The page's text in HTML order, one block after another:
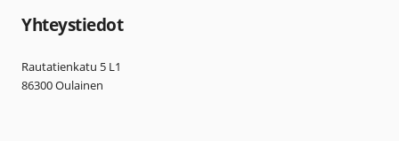
Yhteystiedot
Rautatienkatu 5 L1
86300 Oulainen